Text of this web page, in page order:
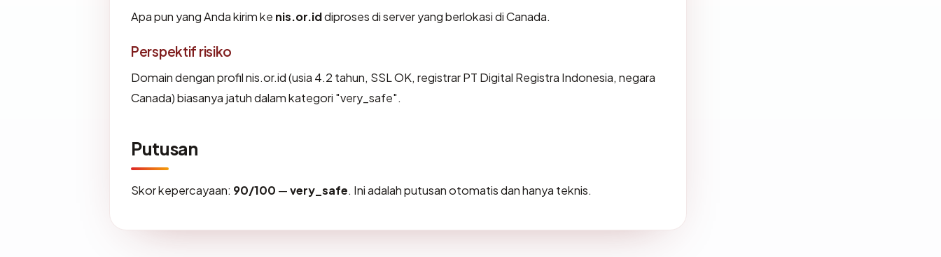
Apa pun yang Anda kirim ke nis.or.iddiproses di server yang berlokasi di Canada.
Perspektif risiko
Domain dengan profil nis.or.id (usia 4.2 tahun, SSL OK, registrar PT Digital Registra Indonesia, negara
Canada) biasanya jatuh dalam kategori "very_safe".
Putusan
Skor kepercayaan: 90/100 —very_safe. Ini adalah putusan otomatis dan hanya teknis.